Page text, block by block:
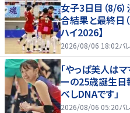
女子3日目（8/6
合結果と最終日
ハイ2026】
2026/08/06 18:02バ
「やっぱ美人は
ーの25歳誕生日
べしDNAです」
2026/08/06 05:20バ